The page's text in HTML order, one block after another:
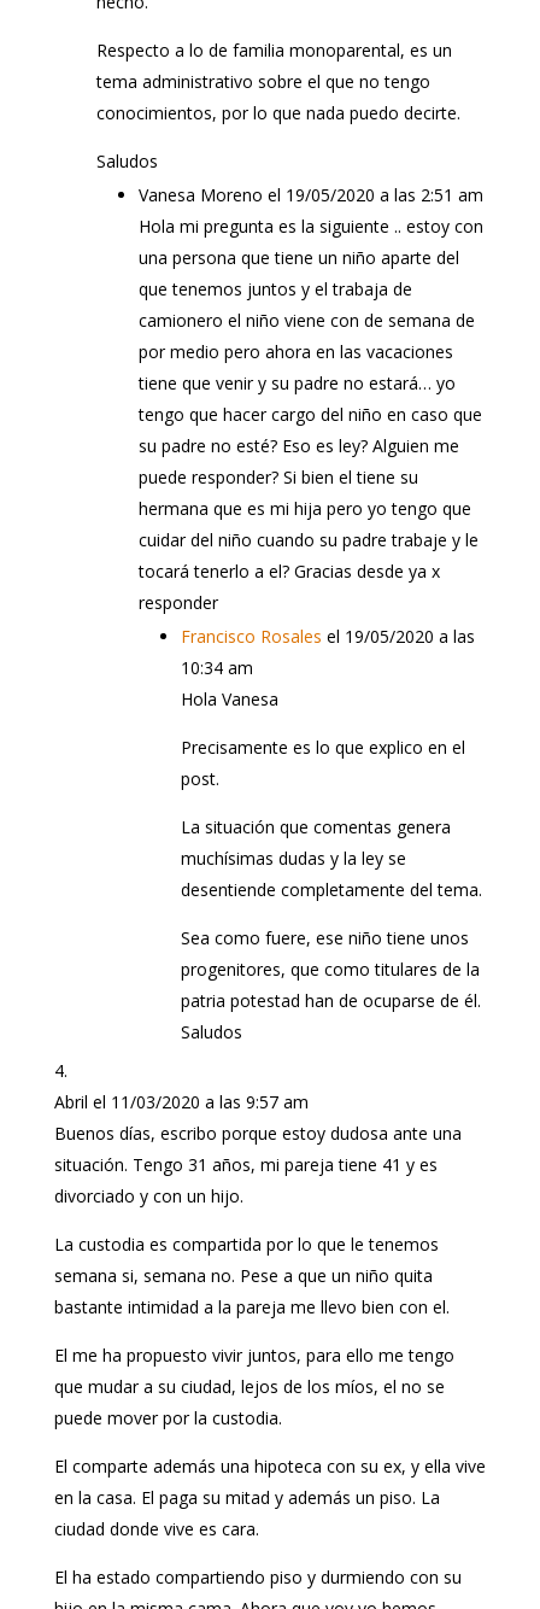
Respecto a lo de familia monoparental, es un
tema administrativo sobre el que no tengo
conocimientos, por lo que nada puedo decirte.
Saludos
Vanesa Moreno el 19/05/2020 a las 2:51 am
Hola mi pregunta es la siguiente .. estoy con
una persona que tiene un niño aparte del
que tenemos juntos y el trabaja de
camionero el niño viene con de semana de
por medio pero ahora en las vacaciones
tiene que venir y su padre no estará… yo
tengo que hacer cargo del niño en caso que
su padre no esté? Eso es ley? Alguien me
puede responder? Si bien el tiene su
hermana que es mi hija pero yo tengo que
cuidar del niño cuando su padre trabaje y le
tocará tenerlo a el? Gracias desde ya x
responder
Francisco Rosales el 19/05/2020 a las
10:34 am
Hola Vanesa
Precisamente es lo que explico en el
post.
La situación que comentas genera
muchísimas dudas y la ley se
desentiende completamente del tema.
Sea como fuere, ese niño tiene unos
progenitores, que como titulares de la
patria potestad han de ocuparse de él.
Saludos
Abril el 11/03/2020 a las 9:57 am
Buenos días, escribo porque estoy dudosa ante una
situación. Tengo 31 años, mi pareja tiene 41 y es
divorciado y con un hijo.
La custodia es compartida por lo que le tenemos
semana si, semana no. Pese a que un niño quita
bastante intimidad a la pareja me llevo bien con el.
El me ha propuesto vivir juntos, para ello me tengo
que mudar a su ciudad, lejos de los míos, el no se
puede mover por la custodia.
El comparte además una hipoteca con su ex, y ella vive
en la casa. El paga su mitad y además un piso. La
ciudad donde vive es cara.
El ha estado compartiendo piso y durmiendo con su